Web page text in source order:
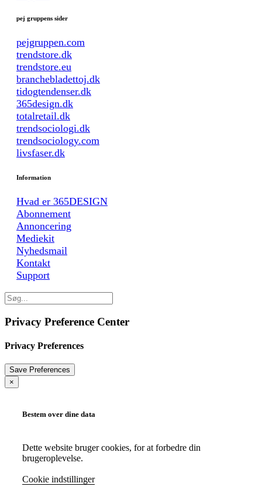
pej gruppens sider
pejgruppen.com
trendstore.dk
trendstore.eu
branchebladettoj.dk
tidogtendenser.dk
365design.dk
totalretail.dk
trendsociologi.dk
trendsociology.com
livsfaser.dk
Information
Hvad er 365DESIGN
Abonnement
Annoncering
Mediekit
Nyhedsmail
Kontakt
Support
Privacy Preference Center
Privacy Preferences
×
Bestem over dine data
Dette website bruger cookies, for at forbedre din
brugeroplevelse.
Cookie indstillinger